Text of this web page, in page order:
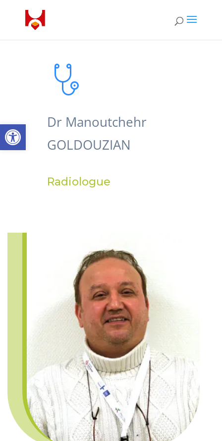
Ouvrir la barre d’outilsDr Manoutchehr
GOLDOUZIAN
Radiologue